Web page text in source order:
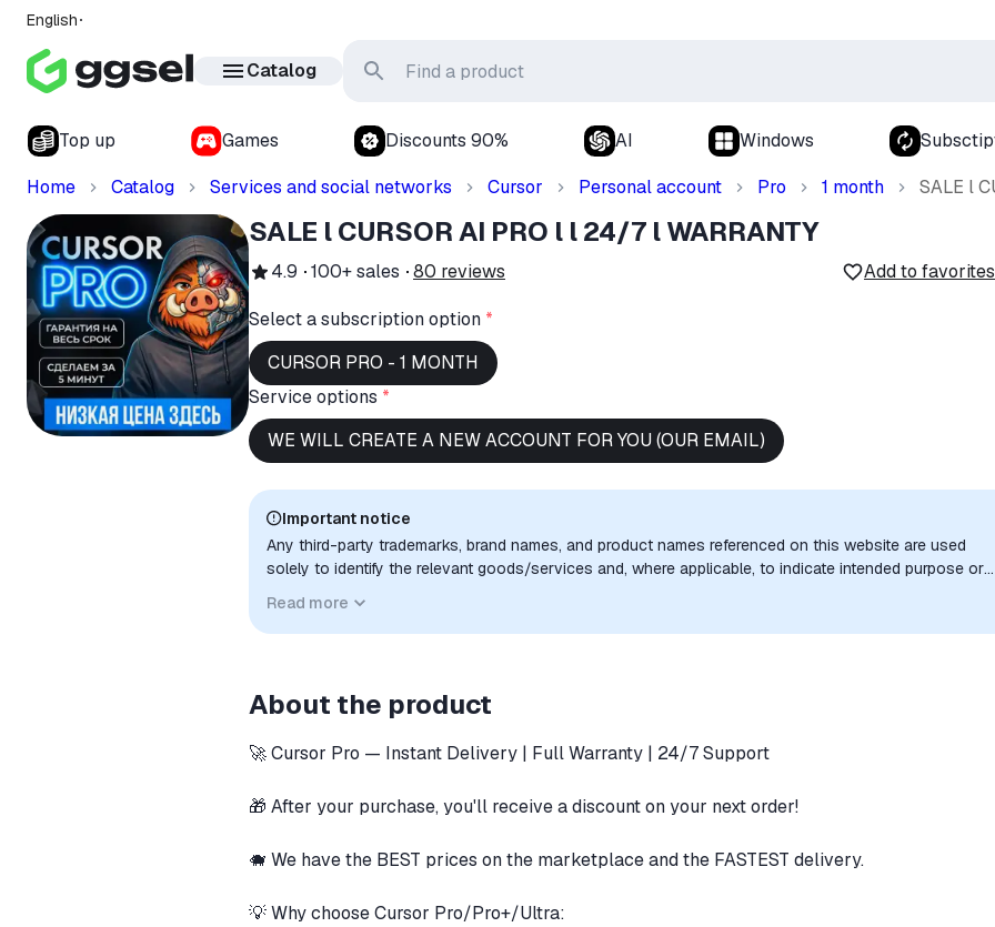
English
Catalog
Top up Games Discounts 90% AI Windows
Home
Catalog Services and social networks Cursor Personal account Pro 1 month SALE l
SALE l CURSOR AI PRO l l 24/7 l WARRANTY
4.9 100+sales 80 reviews Add to favorites
Select a subscription option *
CURSOR PRO - 1 MONTH
Service options *
WE WILL CREATE A NEW ACCOUNT FOR YOU (OUR EMAIL)
Important notice
Any third-party trademarks, brand names, and product names referenced on this website are used
solely to identify the relevant goods/services and, where applicable, to indicate intended purpose or
implied unless expressly stated.
Read more
About the product
🚀 Cursor Pro — Instant Delivery | Full Warranty | 24/7 Support
🎁 After your purchase, you'll receive a discount on your next order!
🐗 We have the BEST prices on the marketplace and the FASTEST delivery.
💡 Why choose Cursor Pro/Pro+/Ultra: